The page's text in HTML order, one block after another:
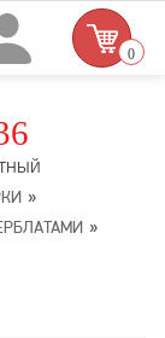
0
»
»